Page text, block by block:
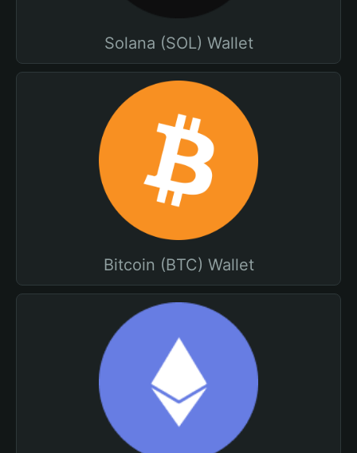
Solana (SOL) Wallet
Bitcoin (BTC) Wallet